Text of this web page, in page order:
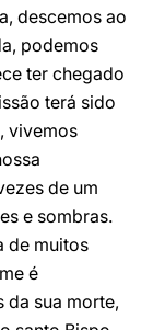
descemos ao
podemos
ter chegado
terá sido
vivemos
de um
e sombras.
de muitos
é
da sua morte,